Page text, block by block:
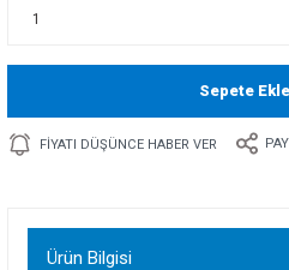
Sepete Ekle
FIYATI DÜŞÜNCE HABER VER
Ürün Bilgisi